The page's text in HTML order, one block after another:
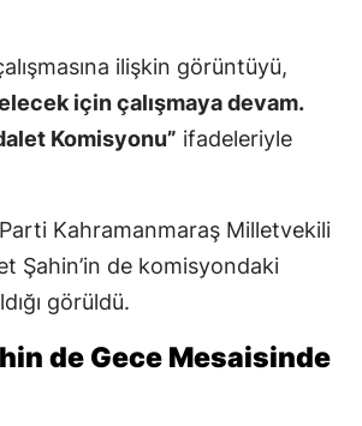
ilişkin görüntüyü,
için çalışmaya devam.
Komisyonu” ifadeleriyle
Parti Kahramanmaraş Milletvekili
Şahin’in de komisyondaki
görüldü.
de Gece Mesaisinde